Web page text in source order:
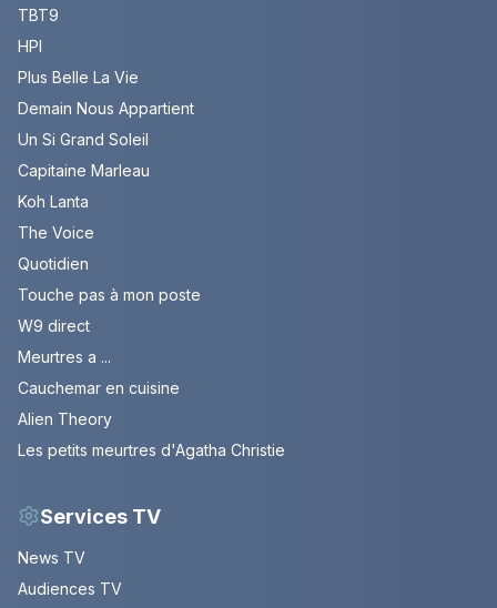
TBT9
HPI
Plus Belle La Vie
Demain Nous Appartient
Un Si Grand Soleil
Capitaine Marleau
Koh Lanta
The Voice
Quotidien
Touche pas à mon poste
W9 direct
Meurtres a ...
Cauchemar en cuisine
Alien Theory
Les petits meurtres d'Agatha Christie
Services TV
News TV
Audiences TV